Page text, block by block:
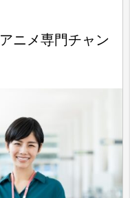
ニメ専門チャン